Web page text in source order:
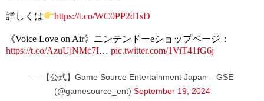
詳しくは https://t.co/WC0PP2d1sD
《Voice Love on Air》ニンテンドーeショップページ：
https://t.co/AzuUjNMc7I… pic.twitter.com/1ViT41fG6j
— 【公式】Game Source Entertainment Japan – GSE
(@gamesource_ent) September 19, 2024